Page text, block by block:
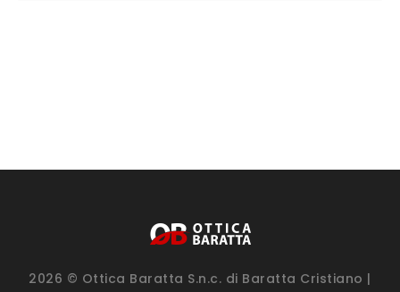
2026 © Ottica Baratta S.n.c. di Baratta Cristiano |